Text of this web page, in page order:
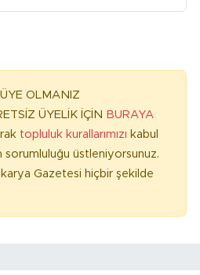
OLMANIZ
ÜYELİK İÇİN BURAYA
topluluk kurallarımızı kabul
üstleniyorsunuz.
Gazetesi hiçbir şekilde